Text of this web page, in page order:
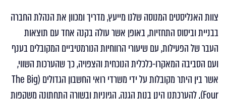
צוות האנליסטים המנוסה שלנו מייעץ, מדריך ומכוון את הנהלת החברה
בבניית וביסוס התחזיות, באופן אשר עולה בקנה אחד עם תוצאות
העבר של הפעילות, עם שיעורי הרווחיות הנורמטיביים המקובלים בענף
ועם הסביבה המאקרו-כלכלית הנוכחית והצפויה, כך שהערכות השווי,
אשר בין היתר מקובלות על ידי משרדי רואי החשבון הגדולים (The Big
Four), להערכתנו הינן בנות הגנה, הגיוניות ובשורה התחתונה משקפות